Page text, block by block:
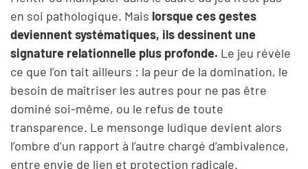
en soi pathologique. Mais lorsque ces gestes
deviennent systématiques, ils dessinent une
signature relationnelle plus profonde. Le jeu révèle
ce que l’on tait ailleurs : la peur de la domination, le
besoin de maîtriser les autres pour ne pas être
dominé soi-même, ou le refus de toute
transparence. Le mensonge ludique devient alors
l’ombre d’un rapport à l’autre chargé d’ambivalence,
entre envie de lien et protection radicale.